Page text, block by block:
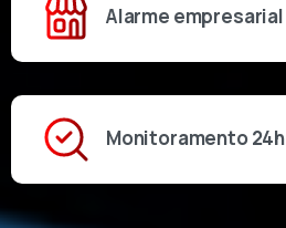
Alarme empresarial
Monitoramento 24h